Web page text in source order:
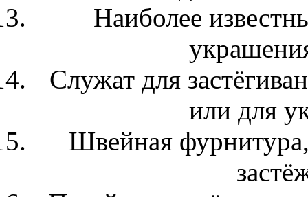
Наиболее
Служат для
или для
Швейная фурнитура,